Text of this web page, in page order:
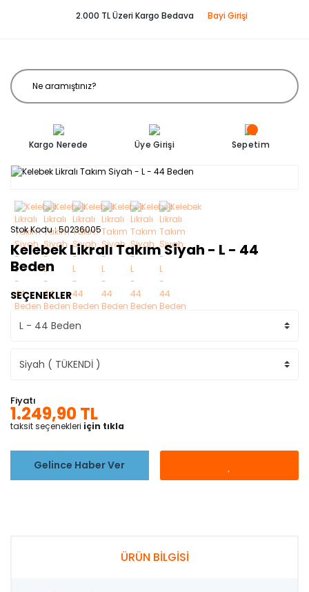
2.000 TL Üzeri Kargo Bedava Bayi Girişi
Kargo Nerede Üye Girişi Sepetim
Stok Kodu 50236005
Kelebek Likralı Takım Siyah - L - 44
Beden
SEÇENEKLER
Fiyatı
1.249,90 TL
taksit seçenekleri için tıkla
Gelince Haber Ver
ÜRÜN BİLGİSİ